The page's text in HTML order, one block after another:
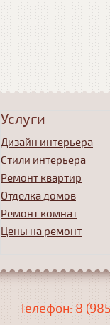
Услуги
Дизайн интерьера
Стили интерьера
Ремонт квартир
Отделка домов
Ремонт комнат
Цены на ремонт
Телефон: 8